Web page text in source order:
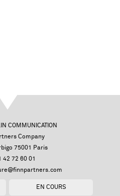
COMMUNICATION
Company
75001 Paris
42 72 60 01
EN COURS